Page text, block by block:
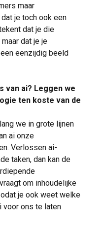
maar
je toch ook een
dat je die
dat je je
eenzijdig beeld
van ai? Leggen we
ten koste van de
we in grote lijnen
ai onze
Verlossen ai-
taken, dan kan de
om inhoudelijke
je ook weet welke
voor ons te laten